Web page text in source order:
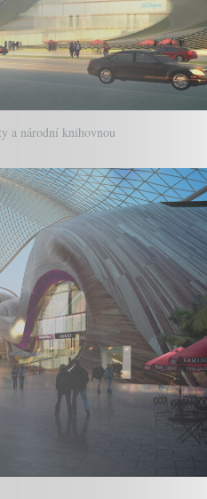
a národní knihovnou